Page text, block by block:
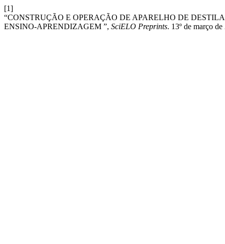
[1]
“CONSTRUÇÃO E OPERAÇÃO DE APARELHO DE
ENSINO-APRENDIZAGEM ”, SciELO Preprints. 13º de março